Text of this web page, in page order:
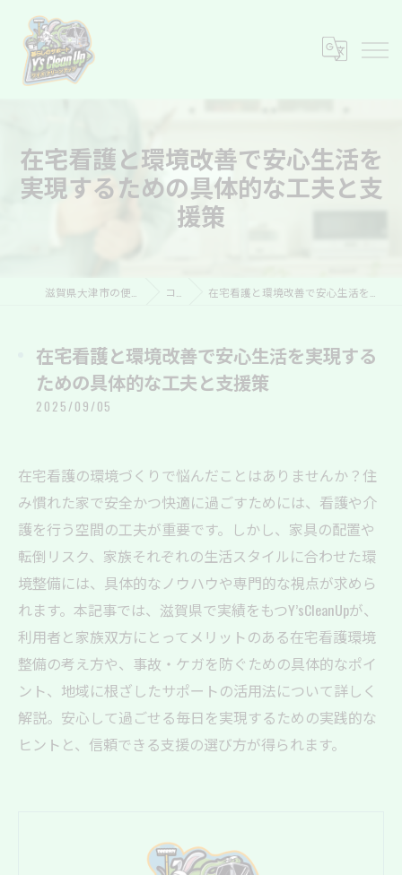
在宅看護と環境改善で安心生活を
実現するための具体的な工夫と支
援策
コラム 在宅看護と環境改善で安心生活を実現するための具体的な工夫と支援策
在宅看護と環境改善で安心生活を実現する
ための具体的な工夫と支援策
2025/09/05
在宅看護の環境づくりで悩んだことはありませんか？住
み慣れた家で安全かつ快適に過ごすためには、看護や介
護を行う空間の工夫が重要です。しかし、家具の配置や
転倒リスク、家族それぞれの生活スタイルに合わせた環
境整備には、具体的なノウハウや専門的な視点が求めら
れます。本記事では、滋賀県で実績をもつY’sCleanUpが、
利用者と家族双方にとってメリットのある在宅看護環境
整備の考え方や、事故・ケガを防ぐための具体的なポイ
ント、地域に根ざしたサポートの活用法について詳しく
解説。安心して過ごせる毎日を実現するための実践的な
ヒントと、信頼できる支援の選び方が得られます。